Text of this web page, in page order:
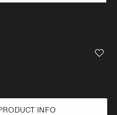
INFO